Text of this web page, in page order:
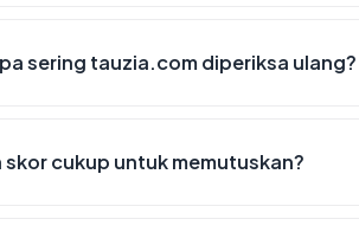
sering tauzia.com diperiksa ulang?
skor cukup untuk memutuskan?